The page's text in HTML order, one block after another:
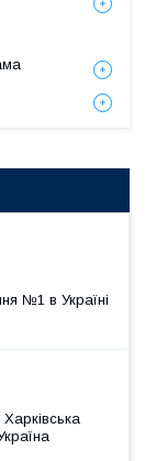
№1 в Україні
Харківська